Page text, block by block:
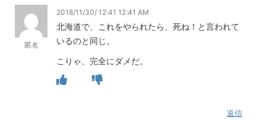
匿名
2018/11/30/ 12:41 12:41 AM
北海道で、これをやられたら、死ね！と言われて
いるのと同じ。
こりゃ、完全にダメだ。
返信